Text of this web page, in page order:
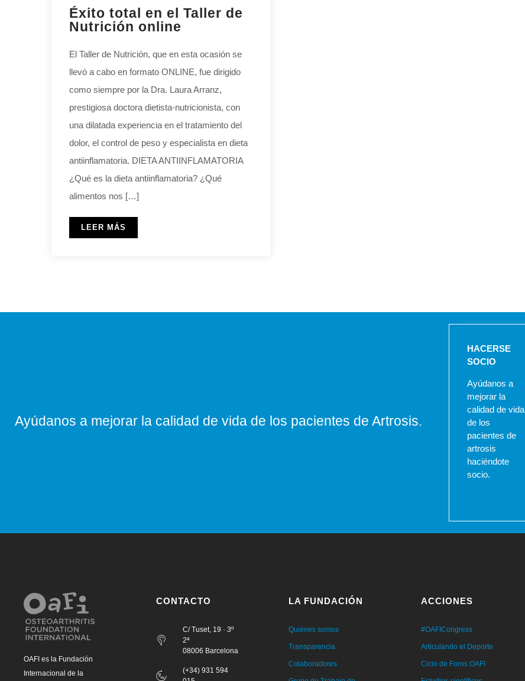
Éxito total en el Taller de
Nutrición online
El Taller de Nutrición, que en esta ocasión se
llevó a cabo en formato ONLINE, fue dirigido
como siempre por la Dra. Laura Arranz,
prestigiosa doctora dietista-nutricionista, con
una dilatada experiencia en el tratamiento del
dolor, el control de peso y especialista en dieta
antiinflamatoria. DIETA ANTIINFLAMATORIA
¿Qué es la dieta antiinflamatoria? ¿Qué
alimentos nos […]
LEER MÁS
Ayúdanos a mejorar la calidad de vida de los pacientes de Artrosis.
HACERSE
SOCIO
Ayúdanos a
mejorar la
calidad de vida
de los
pacientes de
artrosis
haciéndote
socio.
OAFI es la Fundación
Internacional de la
CONTACTO
C/ Tuset, 19 · 3º
2ª
08006 Barcelona
(+34) 931 594
LA FUNDACIÓN
Quiénes somos
Transparencia
Colaboradores
ACCIONES
#OAFICongress
Articulando el Deporte
Ciclo de Foros OAFI